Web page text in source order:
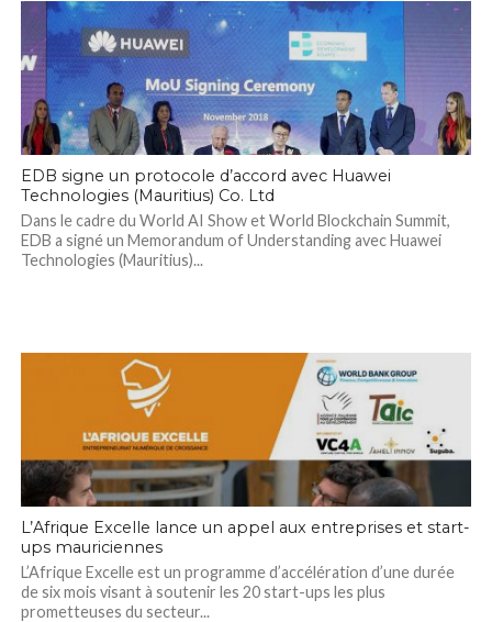
EDB signe un protocole d’accord avec Huawei
Technologies (Mauritius) Co. Ltd
Dans le cadre du World AI Show et World Blockchain Summit,
EDB a signé un Memorandum of Understanding avec Huawei
Technologies (Mauritius)...
L’Afrique Excelle lance un appel aux entreprises et start-
ups mauriciennes
L’Afrique Excelle est un programme d’accélération d’une durée
de six mois visant à soutenir les 20 start-ups les plus
prometteuses du secteur...